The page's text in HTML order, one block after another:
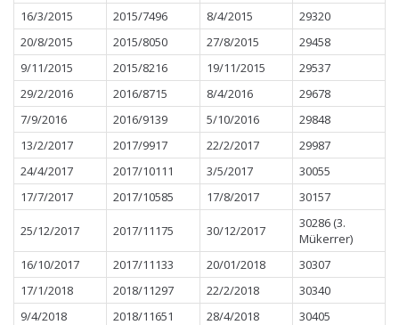
16/3/2015
2015/7496 8/4/2015
29320
20/8/2015
2015/8050 27/8/2015
29458
9/11/2015
2015/8216 19/11/2015
29537
29/2/2016
2016/8715 8/4/2016
29678
7/9/2016
2016/9139 5/10/2016
29848
13/2/2017
2017/9917 22/2/2017
29987
24/4/2017
2017/10111 3/5/2017
30055
17/7/2017
2017/10585 17/8/2017 30157
25/12/2017 2017/11175 30/12/2017
30286 (3.
Mükerrer)
16/10/2017
2017/11133 20/01/2018
30307
17/1/2018
2018/11297 22/2/2018
30340
9/4/2018
2018/11651 28/4/2018
30405